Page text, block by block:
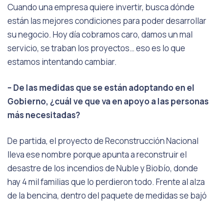
Cuando una empresa quiere invertir, busca dónde
están las mejores condiciones para poder desarrollar
su negocio. Hoy día cobramos caro, damos un mal
servicio, se traban los proyectos… eso es lo que
estamos intentando cambiar.
– De las medidas que se están adoptando en el
Gobierno, ¿cuál ve que va en apoyo a las personas
más necesitadas?
De partida, el proyecto de Reconstrucción Nacional
lleva ese nombre porque apunta a reconstruir el
desastre de los incendios de Nuble y Biobío, donde
hay 4 mil familias que lo perdieron todo. Frente al alza
de la bencina, dentro del paquete de medidas se bajó